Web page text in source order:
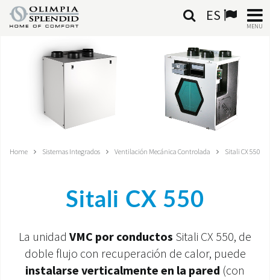
ES
MENU
AIRE ACONDICIONADO
SISTEMAS INTEGRADOS
CONTACTA CON NOSOTROS
MONDE OS
Home Sistemas Integrados Ventilación Mecánica Controlada Sitali CX 550
Sitali CX 550
La unidad VMC por conductos Sitali CX 550, de
doble flujo con recuperación de calor, puede
instalarse verticalmente en la pared (con